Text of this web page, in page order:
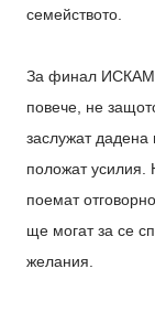
семейството.
За финал ИСКАМ
повече, не
заслужат
положат усилия.
поемат
ще могат за се
желания.